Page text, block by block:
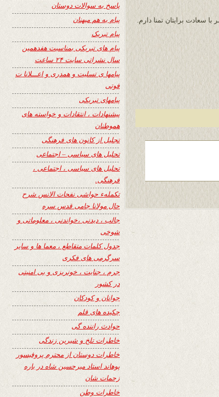
سعادت برایتان تمنا دارم.
پاسخ به سوالات دوستان
پیام به هم میهنان
پیام تبریک
پیام های تبریکی بمناسبت هفدهمین
سال نشراتی سایت ۲۴ ساعت
پیامها ی تسلیت و همدری و اعـــلانا ت
فوتی
پیامهای تبریکی
پیشنهادات ، انتقادات و خواسته های
هموطنان
تجلیل از کانون های فرهنگی
تحلیل های سیاسی – اجتماعی
تحلیل های سیاسی ، اجتماعی ،
فرهنگی.
تکملهء حواشی نفحات الانس شرح
حال مولانا جامی قدس سره
جالب ، دیدنی ،خواندنی ، معلوماتی و
شوخی
جدول کلمات متقاطع ، معما ها و سایر
سرگرمی های فکری
جرم ، جنایت ، خونریزی و بی امنیتی
در کشور
جوانان و کودکان
چکیده های قلم
حوادث راننده گی
خاطرات تلخ و شیرین زندگی
خاطرات دوستان از محترم پروفیسور
پوهاند استاد میرحسین شاه در باره
زحمات شان
خاطرات وطن